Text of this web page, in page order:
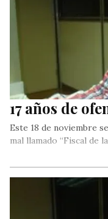
17 años de
Este 18 de noviembre
mal llamado “Fiscal de